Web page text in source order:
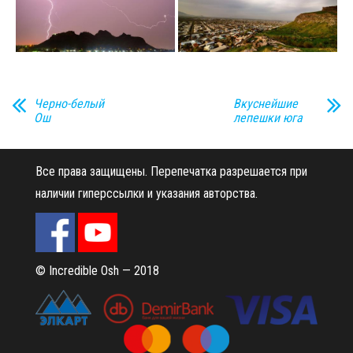
Черно-белый
Ош
Вкуснейшие
лепешки юга
Все права защищены. Перепечатка разрешается при
наличии гиперссылки и указания авторства.
© Incredible Osh — 2018